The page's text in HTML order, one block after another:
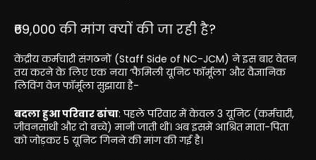
₹69,000 की मांग क्यों की जा रही है?
केंद्रीय कर्मचारी संगठनों (Staff Side of NC-JCM) ने इस बार वेतन
तय करने के लिए एक नया ‘फैमिली यूनिट फॉर्मूला’ और वैज्ञानिक
लिविंग वेज फॉर्मूला सुझाया है-
बदला हुआ परिवार ढांचा: पहले परिवार में केवल 3 यूनिट (कर्मचारी,
जीवनसाथी और दो बच्चे) मानी जाती थीं। अब इसमें आश्रित माता-पिता
को जोड़कर 5 यूनिट गिनने की मांग की गई है।